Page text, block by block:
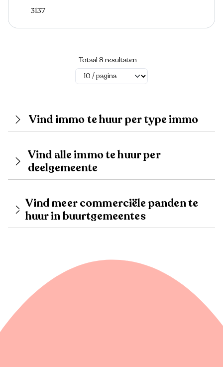
3137
Totaal 8 resultaten
Vind immo te huur per type immo
Vind alle immo te huur per
deelgemeente
Vind meer commerciële panden te
huur in buurtgemeentes